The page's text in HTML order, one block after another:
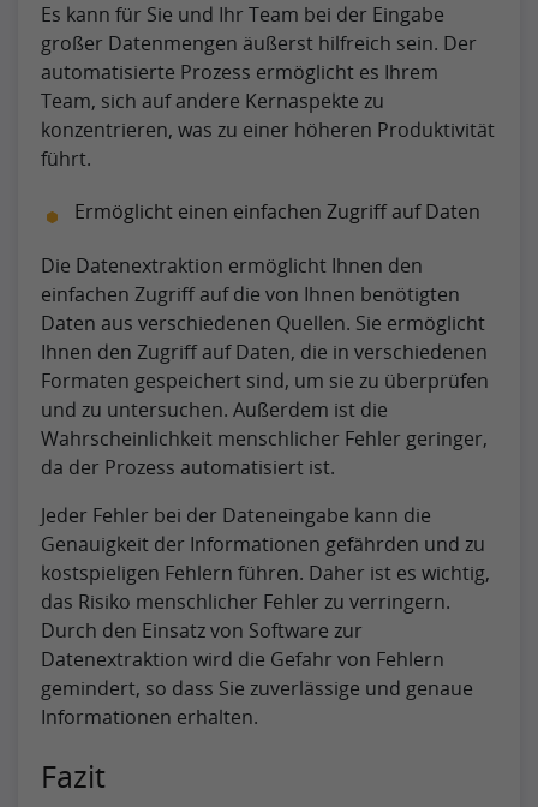
Es kann für Sie und Ihr Team bei der Eingabe
großer Datenmengen äußerst hilfreich sein. Der
automatisierte Prozess ermöglicht es Ihrem
Team, sich auf andere Kernaspekte zu
konzentrieren, was zu einer höheren Produktivität
führt.
Ermöglicht einen einfachen Zugriff auf Daten
Die Datenextraktion ermöglicht Ihnen den
einfachen Zugriff auf die von Ihnen benötigten
Daten aus verschiedenen Quellen. Sie ermöglicht
Ihnen den Zugriff auf Daten, die in verschiedenen
Formaten gespeichert sind, um sie zu überprüfen
und zu untersuchen. Außerdem ist die
Wahrscheinlichkeit menschlicher Fehler geringer,
da der Prozess automatisiert ist.
Jeder Fehler bei der Dateneingabe kann die
Genauigkeit der Informationen gefährden und zu
kostspieligen Fehlern führen. Daher ist es wichtig,
das Risiko menschlicher Fehler zu verringern.
Durch den Einsatz von Software zur
Datenextraktion wird die Gefahr von Fehlern
gemindert, so dass Sie zuverlässige und genaue
Informationen erhalten.
Fazit